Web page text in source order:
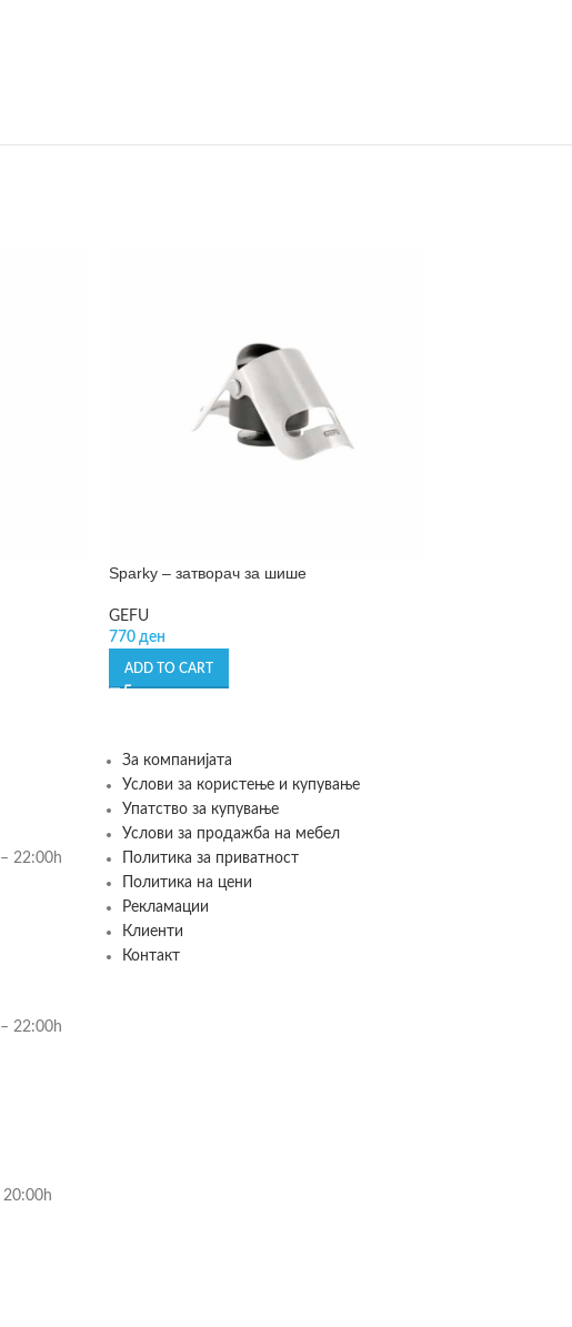
Sparky – затворач за шише
GEFU
770 ден
ADD TO CART
22:00h
22:00h
20:00h
За компанијата
Услови за користење и купување
Упатство за купување
Услови за продажба на мебел
Политика за приватност
Политика на цени
Рекламации
Клиенти
Контакт